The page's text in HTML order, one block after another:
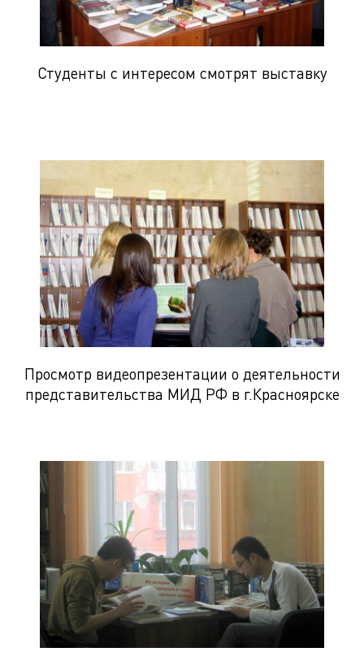
Студенты с интересом смотрят выставку
Просмотр видеопрезентации о деятельности
представительства МИД РФ в г.Красноярске